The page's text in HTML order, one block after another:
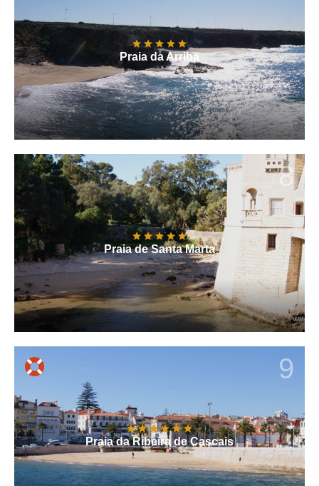
Praia da Arriba
8
Praia de Santa Marta
9
Praia da Ribeira de Cascais